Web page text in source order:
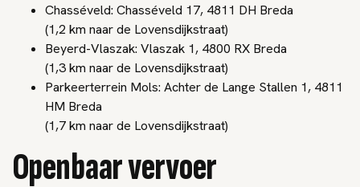
Chasséveld: Chasséveld 17, 4811 DH Breda
(1,2 km naar de Lovensdijkstraat)
Beyerd-Vlaszak: Vlaszak 1, 4800 RX Breda
(1,3 km naar de Lovensdijkstraat)
Parkeerterrein Mols: Achter de Lange Stallen 1, 4811
HM Breda
(1,7 km naar de Lovensdijkstraat)
Openbaar vervoer